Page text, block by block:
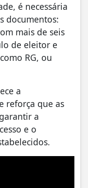
é necessária
documentos:
mais de seis
de eleitor e
RG, ou
a
reforça que as
a
e o